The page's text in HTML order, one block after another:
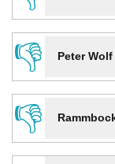
👎
Peter Wolf
👎